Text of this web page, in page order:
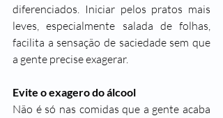
diferenciados. Iniciar pelos pratos mais
leves, especialmente salada de folhas,
facilita a sensação de saciedade sem que
a gente precise exagerar.
Evite o exagero do álcool
Não é só nas comidas que a gente acaba